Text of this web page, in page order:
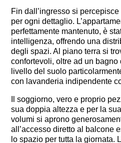
Fin dall’ingresso si
per ogni dettaglio.
perfettamente mantenuto, è
intelligenza, offrendo una
degli spazi. Al piano terra si
confortevoli, oltre ad un bagno
livello del suolo
con lavanderia indipendente
Il soggiorno, vero e proprio
sua doppia altezza e per la
volumi si aprono
all’accesso diretto al balcone
lo spazio per tutta la giornata.